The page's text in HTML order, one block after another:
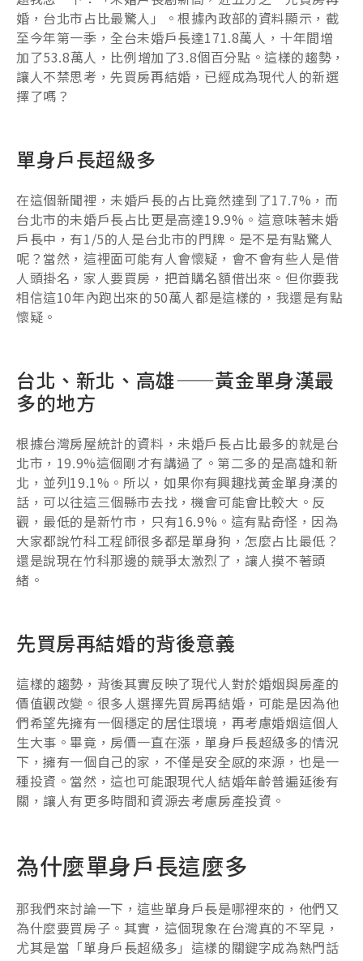
婚，台北市占比最驚人」。根據內政部的資料顯示，截
至今年第一季，全台未婚戶長達171.8萬人，十年間增
加了53.8萬人，比例增加了3.8個百分點。這樣的趨勢，
讓人不禁思考，先買房再結婚，已經成為現代人的新選
擇了嗎？
單身戶長超級多
在這個新聞裡，未婚戶長的占比竟然達到了17.7%，而
台北市的未婚戶長占比更是高達19.9%。這意味著未婚
戶長中，有1/5的人是台北市的門牌。是不是有點驚人
呢？當然，這裡面可能有人會懷疑，會不會有些人是借
人頭掛名，家人要買房，把首購名額借出來。但你要我
相信這10年內跑出來的50萬人都是這樣的，我還是有點
懷疑。
台北、新北、高雄——黃金單身漢最
多的地方
根據台灣房屋統計的資料，未婚戶長占比最多的就是台
北市，19.9%這個剛才有講過了。第二多的是高雄和新
北，並列19.1%。所以，如果你有興趣找黃金單身漢的
話，可以往這三個縣市去找，機會可能會比較大。反
觀，最低的是新竹市，只有16.9%。這有點奇怪，因為
大家都說竹科工程師很多都是單身狗，怎麼占比最低？
還是說現在竹科那邊的競爭太激烈了，讓人摸不著頭
緒。
先買房再結婚的背後意義
這樣的趨勢，背後其實反映了現代人對於婚姻與房產的
價值觀改變。很多人選擇先買房再結婚，可能是因為他
們希望先擁有一個穩定的居住環境，再考慮婚姻這個人
生大事。畢竟，房價一直在漲，單身戶長超級多的情況
下，擁有一個自己的家，不僅是安全感的來源，也是一
種投資。當然，這也可能跟現代人結婚年齡普遍延後有
關，讓人有更多時間和資源去考慮房產投資。
為什麼單身戶長這麼多
那我們來討論一下，這些單身戶長是哪裡來的，他們又
為什麼要買房子。其實，這個現象在台灣真的不罕見，
尤其是當「單身戶長超級多」這樣的關鍵字成為熱門話